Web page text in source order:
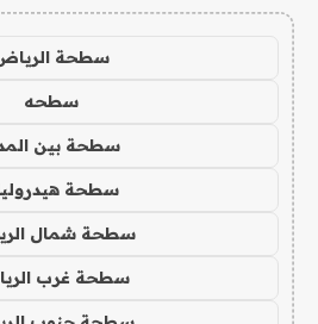
سطحة
سطحه
سطحة بين
سطحة
سطحة شمال
سطحة غرب